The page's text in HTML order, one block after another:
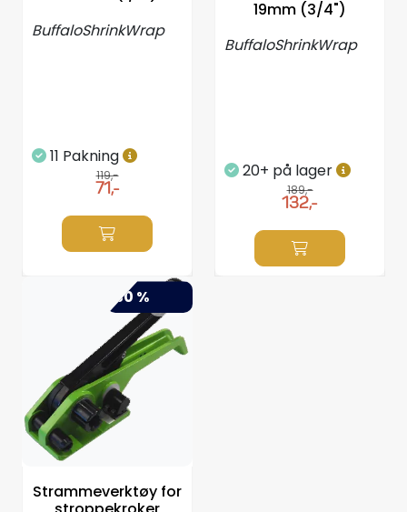
BuffaloShrinkWrap
11 Pakning
119,-
71,-
19mm (3/4")
BuffaloShrinkWrap
20+ på lager
189,-
132,-
-30 %
Strammeverktøy for
Motordelsvelger/SONAR
Anoder
Hydraulisk styring
Motordeler
Propeller
Servicesett